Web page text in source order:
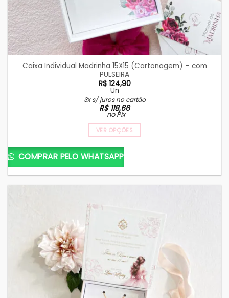
Caixa Individual Madrinha 15X15 (Cartonagem) – com
PULSEIRA
R$124,90
Un
3x s/ juros no cartão
R$118,66
no Pix
VER OPÇÕES
COMPRAR PELO WHATSAPP